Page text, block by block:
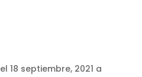
el 18 septiembre, 2021 a